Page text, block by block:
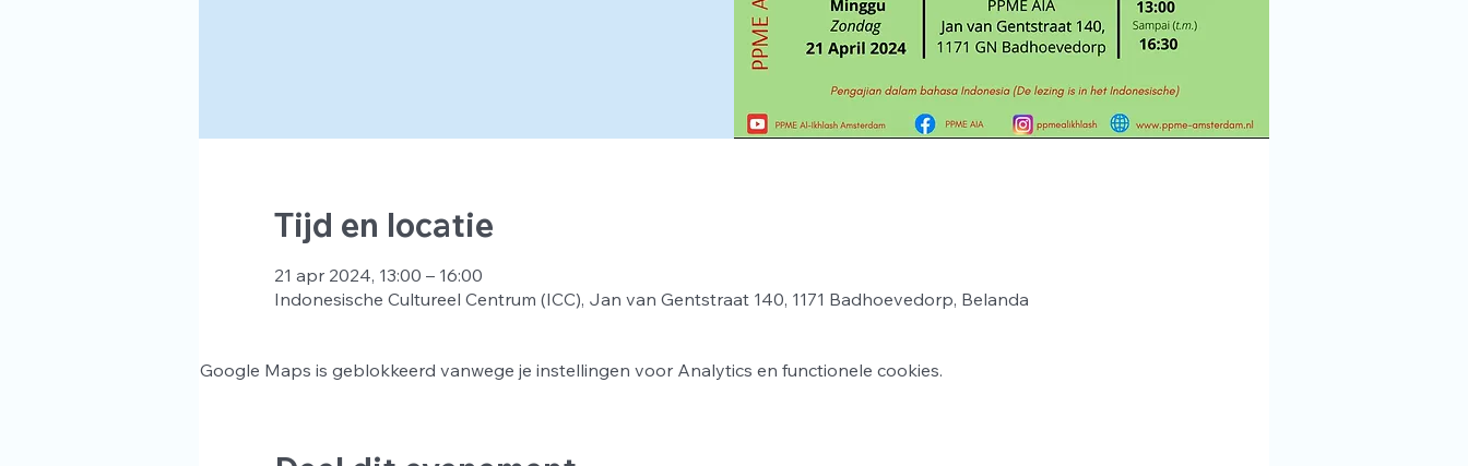
Tijd en locatie
21 apr 2024, 13:00 – 16:00
Indonesische Cultureel Centrum (ICC), Jan van Gentstraat 140, 1171 Badhoevedorp, Belanda
Google Maps is geblokkeerd vanwege je instellingen voor Analytics en functionele cookies.